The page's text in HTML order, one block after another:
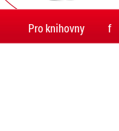
Pro knihovny f